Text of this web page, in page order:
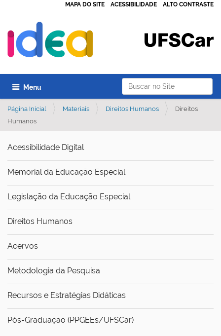
Busca
MAPA DO SITE ACESSIBILIDADE ALTO CONTRASTE
Toggle navigation
Página Inicial Materiais Direitos Humanos
Direitos
Humanos
Acessibilidade Digital
Memorial da Educação Especial
Legislação da Educação Especial
Direitos Humanos
Acervos
Metodologia da Pesquisa
Recursos e Estratégias Didáticas
Pós-Graduação (PPGEEs/UFSCar)